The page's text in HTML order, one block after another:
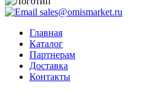
sales@omismarket.ru
Главная
Каталог
Партнерам
Доставка
Контакты